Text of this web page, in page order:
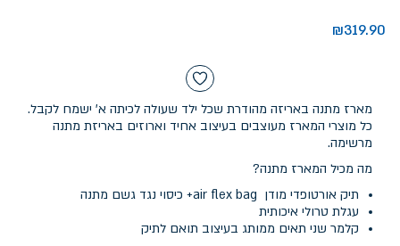
₪319.90
מארז מתנה באריזה מהודרת שכל ילד שעולה לכיתה א' ישמח לקבל.
כל מוצרי המארז מעוצבים בעיצוב אחיד וארוזים באריזת מתנה
מרשימה.
מה מכיל המארז מתנה?
תיק אורטופדי מודן air flex bag+ כיסוי נגד גשם מתנה
עגלת טרולי איכותית
קלמר שני תאים ממותג בעיצוב תואם לתיק